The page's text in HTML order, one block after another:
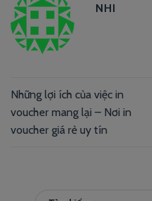
NHI
Những lợi ích của việc in
voucher mang lại – Nơi in
voucher giá rẻ uy tín